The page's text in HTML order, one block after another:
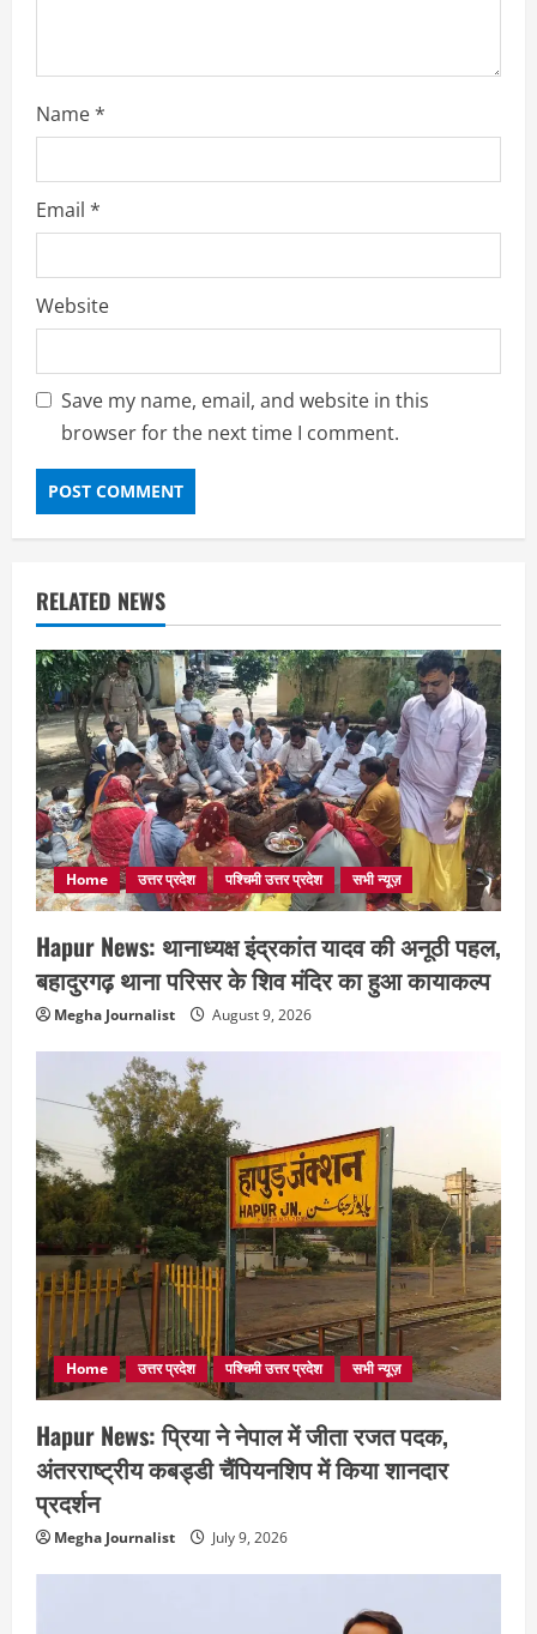
Name*
Email *
Website
Save my name, email, and website in this
browser for the next time I comment.
RELATED NEWS
Home उत्तर प्रदेश पश्चिमी उत्तर प्रदेश सभी न्यूज़
Hapur News: थानाध्यक्ष इंद्रकांत यादव की अनूठी पहल,
बहादुरगढ़ थाना परिसर के शिव मंदिर का हुआ कायाकल्प
Megha Journalist August 9, 2026
Home उत्तर प्रदेश पश्चिमी उत्तर प्रदेश सभी न्यूज़
Hapur News: प्रिया ने नेपाल में जीता रजत पदक,
अंतरराष्ट्रीय कबड्डी चैंपियनशिप में किया शानदार
प्रदर्शन
Megha Journalist July 9, 2026